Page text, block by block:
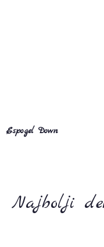
Espogel Down
Najbolji